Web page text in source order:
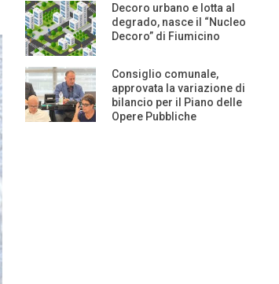
Decoro urbano e lotta al
degrado, nasce il “Nucleo
Decoro” di Fiumicino
Consiglio comunale,
approvata la variazione di
bilancio per il Piano delle
Opere Pubbliche